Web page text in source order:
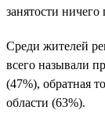
занятости ничего
Среди жителей
всего называли
(47%), обратная
области (63%).